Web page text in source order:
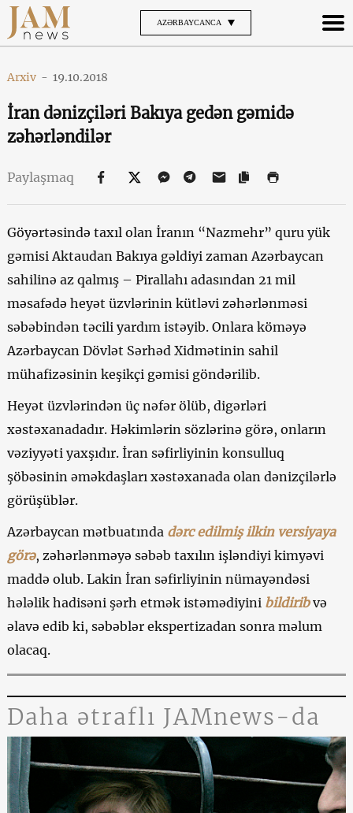
AZƏRBAYCANCA
Arxiv - 19.10.2018
İran dənizçiləri Bakıya gedən gəmidə
zəhərləndilər
Paylaşmaq
Göyərtəsində taxıl olan İranın “Nazmehr” quru yük
gəmisi Aktaudan Bakıya gəldiyi zaman Azərbaycan
sahilinə az qalmış – Pirallahı adasından 21 mil
məsafədə heyət üzvlərinin kütləvi zəhərlənməsi
səbəbindən təcili yardım istəyib. Onlara köməyə
Azərbaycan Dövlət Sərhəd Xidmətinin sahil
mühafizəsinin keşikçi gəmisi göndərilib.
Heyət üzvlərindən üç nəfər ölüb, digərləri
xəstəxanadadır. Həkimlərin sözlərinə görə, onların
vəziyyəti yaxşıdır. İran səfirliyinin konsulluq
şöbəsinin əməkdaşları xəstəxanada olan dənizçilərlə
görüşüblər.
Azərbaycan mətbuatında dərc edilmiş ilkin versiyaya
görə, zəhərlənməyə səbəb taxılın işləndiyi kimyəvi
maddə olub. Lakin İran səfirliyinin nümayəndəsi
hələlik hadisəni şərh etmək istəmədiyini bildiribvə
əlavə edib ki, səbəblər ekspertizadan sonra məlum
olacaq.
Daha ətraflı JAMnews-da